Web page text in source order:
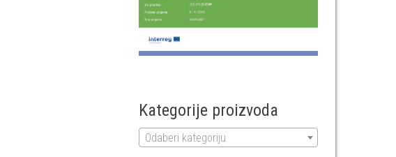
Kategorije proizvoda
Odaberi kategoriju